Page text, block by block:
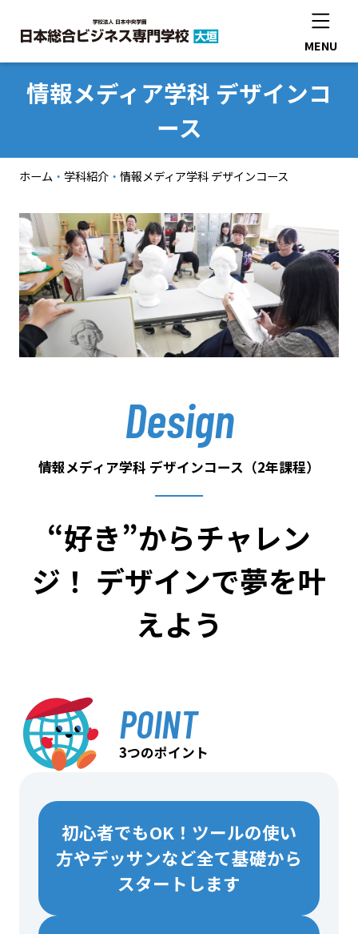
MENU
本校について
入学案内
就職について
情報公開
情報メディア学科 デザインコ
ース
ホーム ・ 学科紹介・ 情報メディア学科 デザインコース
Design
情報メディア学科 デザインコース（2年課程）
“好き”からチャレン
ジ！ デザインで夢を叶
えよう
POINT
3つのポイント
初心者でもOK！ツールの使い
方やデッサンなど全て基礎から
スタートします